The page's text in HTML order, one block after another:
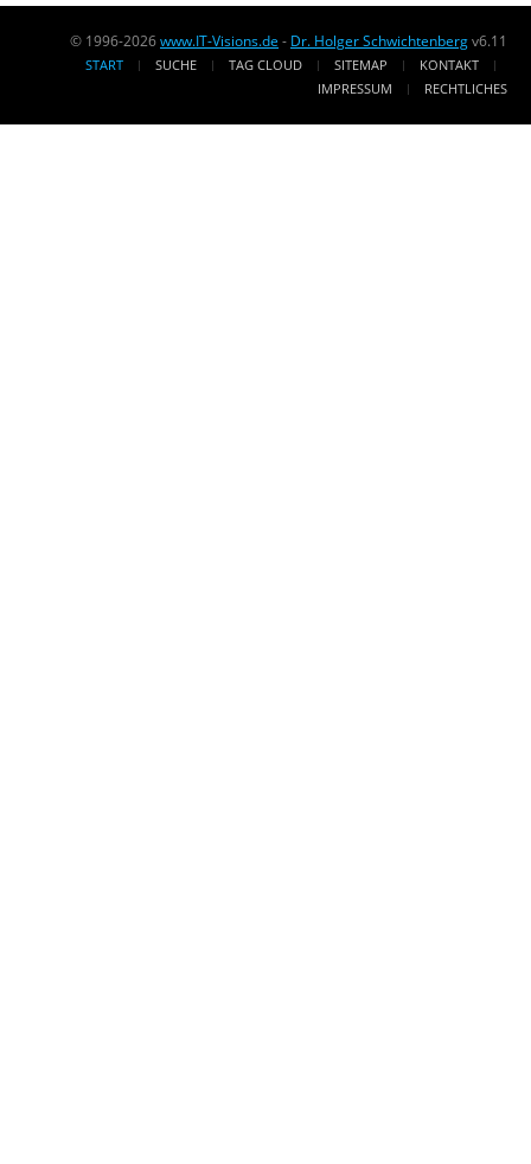
© 1996-2026www.IT-Visions.de - Dr. Holger Schwichtenbergv6.11
START SUCHE TAG CLOUD SITEMAP
KONTAKT
IMPRESSUM
RECHTLICHES